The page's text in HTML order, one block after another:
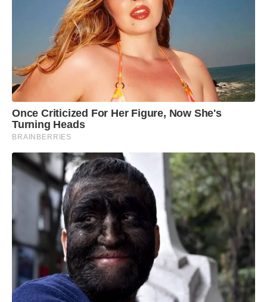
Once Criticized For Her Figure, Now She's
Turning Heads
BRAINBERRIES